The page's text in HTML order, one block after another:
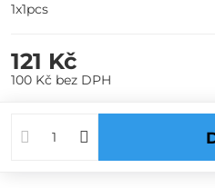
1x1pcs
121 Kč
100 Kč bez DPH